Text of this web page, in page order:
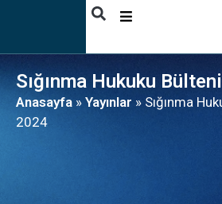
FAALIYETLER
YAYINLAR
Sığınma Hukuku
Anasayfa » Yayınlar » Sığınma
2024